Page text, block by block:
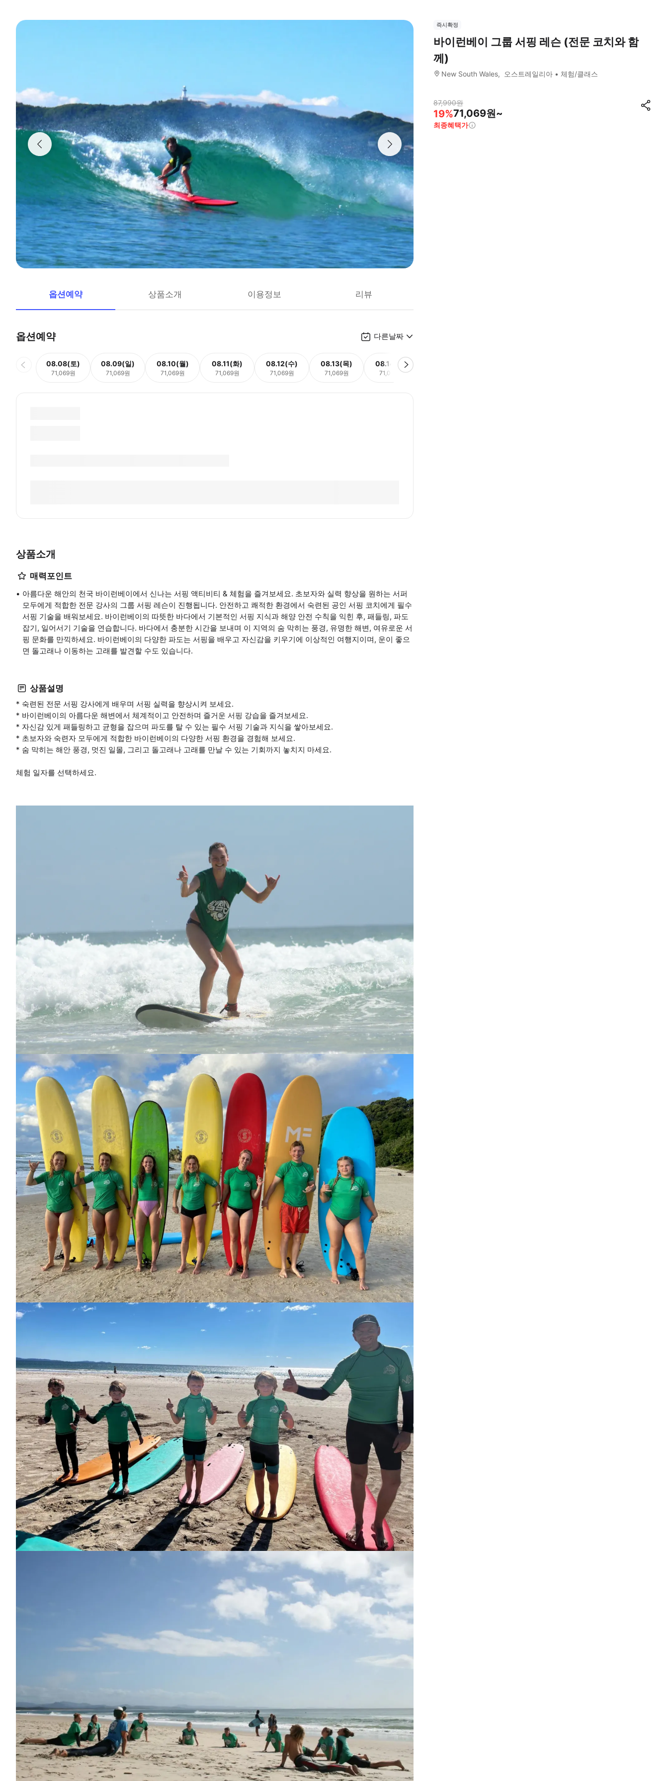
옵션예약 상품소개 이용정보 리뷰
옵션예약 다른날짜
08.08(토)
71,069원
08.09(일)
71,069원
08.10(월)
71,069원
08.11(화)
71,069원
08.12(수)
71,069원
08.13(목)
71,069원
08.14(금)
71,069원
상품소개
매력포인트
아름다운 해안의 천국 바이런베이에서 신나는 서핑 액티비티 & 체험을 즐겨보세요. 초보자와 실력 향상을 원하는 서퍼
모두에게 적합한 전문 강사의 그룹 서핑 레슨이 진행됩니다. 안전하고 쾌적한 환경에서 숙련된 공인 서핑 코치에게 필수
서핑 기술을 배워보세요. 바이런베이의 따뜻한 바다에서 기본적인 서핑 지식과 해양 안전 수칙을 익힌 후, 패들링, 파도
잡기, 일어서기 기술을 연습합니다. 바다에서 충분한 시간을 보내며 이 지역의 숨 막히는 풍경, 유명한 해변, 여유로운 서
핑 문화를 만끽하세요. 바이런베이의 다양한 파도는 서핑을 배우고 자신감을 키우기에 이상적인 여행지이며, 운이 좋으
면 돌고래나 이동하는 고래를 발견할 수도 있습니다.
상품설명
* 숙련된 전문 서핑 강사에게 배우며 서핑 실력을 향상시켜 보세요.
* 바이런베이의 아름다운 해변에서 체계적이고 안전하며 즐거운 서핑 강습을 즐겨보세요.
* 자신감 있게 패들링하고 균형을 잡으며 파도를 탈 수 있는 필수 서핑 기술과 지식을 쌓아보세요.
* 초보자와 숙련자 모두에게 적합한 바이런베이의 다양한 서핑 환경을 경험해 보세요.
* 숨 막히는 해안 풍경, 멋진 일몰, 그리고 돌고래나 고래를 만날 수 있는 기회까지 놓치지 마세요.
체험 일자를 선택하세요.
즉시확정
바이런베이 그룹 서핑 레슨 (전문 코치와 함
께)
New South Wales 오스트레일리아 체험/클래스
87,990원
19%71,069원~
최종혜택가